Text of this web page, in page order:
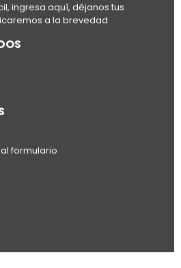
ingresa aquí, déjanos tus
a la brevedad
formulario